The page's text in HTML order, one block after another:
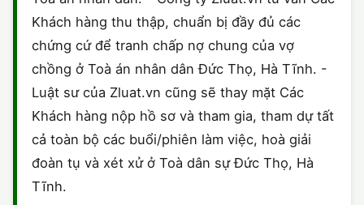
Khách hàng thu thập, chuẩn bị đầy đủ các
chứng cứ để tranh chấp nợ chung của vợ
chồng ở Toà án nhân dân Đức Thọ, Hà Tĩnh. -
Luật sư của Zluat.vn cũng sẽ thay mặt Các
Khách hàng nộp hồ sơ và tham gia, tham dự tất
cả toàn bộ các buổi/phiên làm việc, hoà giải
đoàn tụ và xét xử ở Toà dân sự Đức Thọ, Hà
Tĩnh.